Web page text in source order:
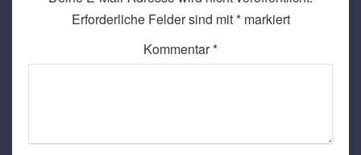
Erforderliche Felder sind mit*markiert
Kommentar*